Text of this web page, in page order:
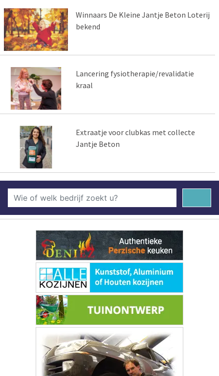
Winnaars De Kleine Jantje Beton Loterij
bekend
Lancering fysiotherapie/revalidatie
kraal
Extraatje voor clubkas met collecte
Jantje Beton